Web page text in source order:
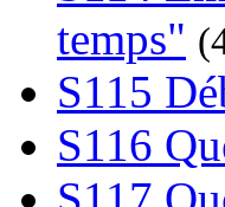
temps"
S115
S116